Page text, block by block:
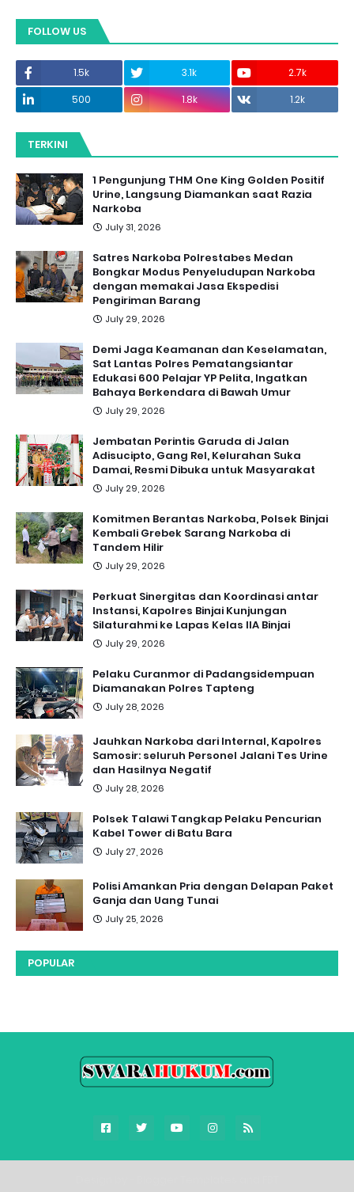
FOLLOW US
1.5k 3.1k
2.7k
500
1.8k 1.2k
TERKINI
1 Pengunjung THM One King Golden Positif
Urine, Langsung Diamankan saat Razia
Narkoba
July 31, 2026
Satres Narkoba Polrestabes Medan
Bongkar Modus Penyeludupan Narkoba
dengan memakai Jasa Ekspedisi
Pengiriman Barang
July 29, 2026
Demi Jaga Keamanan dan Keselamatan,
Sat Lantas Polres Pematangsiantar
Edukasi 600 Pelajar YP Pelita, Ingatkan
Bahaya Berkendara di Bawah Umur
July 29, 2026
Jembatan Perintis Garuda di Jalan
Adisucipto, Gang Rel, Kelurahan Suka
Damai, Resmi Dibuka untuk Masyarakat
July 29, 2026
Komitmen Berantas Narkoba, Polsek Binjai
Kembali Grebek Sarang Narkoba di
Tandem Hilir
July 29, 2026
Perkuat Sinergitas dan Koordinasi antar
Instansi, Kapolres Binjai Kunjungan
Silaturahmi ke Lapas Kelas IIA Binjai
July 29, 2026
Pelaku Curanmor di Padangsidempuan
Diamanakan Polres Tapteng
July 28, 2026
Jauhkan Narkoba dari Internal, Kapolres
Samosir: seluruh Personel Jalani Tes Urine
dan Hasilnya Negatif
July 28, 2026
Polsek Talawi Tangkap Pelaku Pencurian
Kabel Tower di Batu Bara
July 27, 2026
Polisi Amankan Pria dengan Delapan Paket
Ganja dan Uang Tunai
July 25, 2026
POPULAR